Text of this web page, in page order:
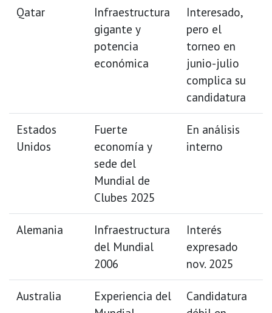
Qatar
Infraestructura
gigante y
potencia
económica
Interesado,
pero el
torneo en
junio-julio
complica su
candidatura
Estados
Unidos
Fuerte
economía y
sede del
Mundial de
Clubes 2025
En análisis
interno
Alemania
Infraestructura
del Mundial
2006
Interés
expresado
nov. 2025
Australia
Experiencia del
Candidatura